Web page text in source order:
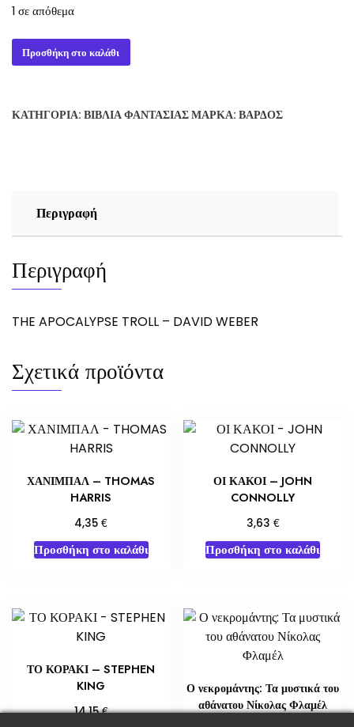
1 σε απόθεμα
THE
APOCALYPSE
DAVID
Προσθήκη στο καλάθι
ΚΑΤΗΓΟΡΊΑ: ΒΙΒΛΊΑ ΦΑΝΤΑΣΊΑΣΜΆΡΚΑ: ΒΆΡΔΟΣ
Περιγραφή
Περιγραφή
THE APOCALYPSE TROLL – DAVID WEBER
Σχετικά προϊόντα
ΧΑΝΙΜΠΑΛ – THOMAS
HARRIS
4,35€
Προσθήκη στο καλάθι
ΟΙ ΚΑΚΟΙ – JOHN
CONNOLLY
3,63 €
Προσθήκη στο καλάθι
ΤΟ ΚΟΡΑΚΙ – STEPHEN
KING
14,15€
Ο νεκρομάντης: Τα μυστικά του
αθάνατου Νίκολας Φλαμέλ